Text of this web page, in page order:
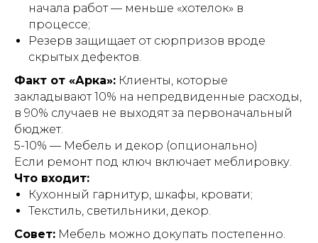
начала работ — меньше «хотелок» в
процессе;
Резерв защищает от сюрпризов вроде
скрытых дефектов.
Факт от «Арка»: Клиенты, которые
закладывают 10% на непредвиденные расходы,
в 90% случаев не выходят за первоначальный
бюджет.
5-10% — Мебель и декор (опционально)
Если ремонт под ключ включает меблировку.
Что входит:
Кухонный гарнитур, шкафы, кровати;
Текстиль, светильники, декор.
Совет: Мебель можно докупать постепенно.